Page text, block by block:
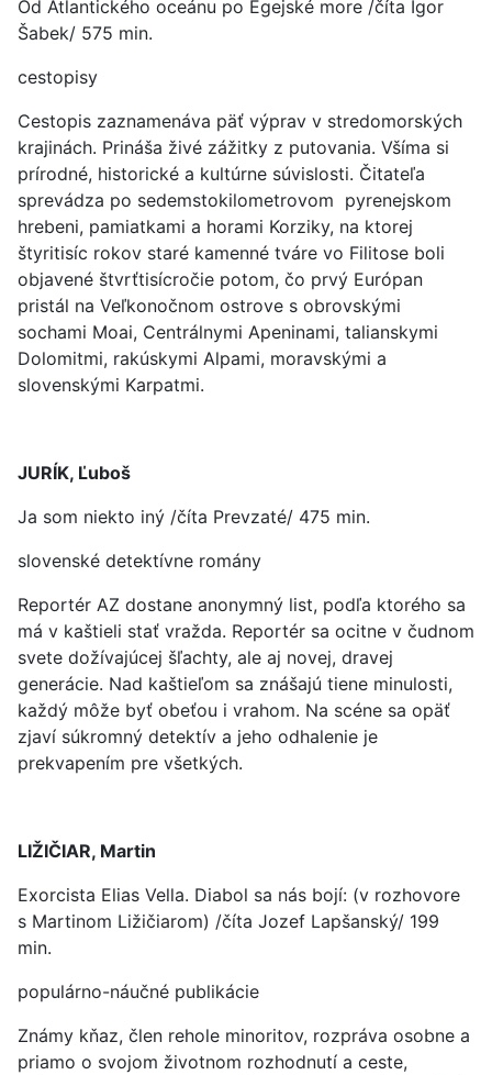
Od Atlantického oceánu po Egejské more /číta Igor
Šabek/ 575 min.
cestopisy
Cestopis zaznamenáva päť výprav v stredomorských
krajinách. Prináša živé zážitky z putovania. Všíma si
prírodné, historické a kultúrne súvislosti. Čitateľa
sprevádza po sedemstokilometrovom pyrenejskom
hrebeni, pamiatkami a horami Korziky, na ktorej
štyritisíc rokov staré kamenné tváre vo Filitose boli
objavené štvrťtisícročie potom, čo prvý Európan
pristál na Veľkonočnom ostrove s obrovskými
sochami Moai, Centrálnymi Apeninami, talianskymi
Dolomitmi, rakúskymi Alpami, moravskými a
slovenskými Karpatmi.
JURÍK, Ľuboš
Ja som niekto iný /číta Prevzaté/ 475 min.
slovenské detektívne romány
Reportér AZ dostane anonymný list, podľa ktorého sa
má v kaštieli stať vražda. Reportér sa ocitne v čudnom
svete dožívajúcej šľachty, ale aj novej, dravej
generácie. Nad kaštieľom sa znášajú tiene minulosti,
každý môže byť obeťou i vrahom. Na scéne sa opäť
zjaví súkromný detektív a jeho odhalenie je
prekvapením pre všetkých.
LIŽIČIAR, Martin
Exorcista Elias Vella. Diabol sa nás bojí: (v rozhovore
s Martinom Ližičiarom) /číta Jozef Lapšanský/ 199
min.
populárno-náučné publikácie
Známy kňaz, člen rehole minoritov, rozpráva osobne a
priamo o svojom životnom rozhodnutí a ceste,